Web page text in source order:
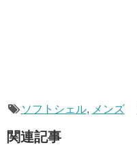
ソフトシェル, メンズ
関連記事